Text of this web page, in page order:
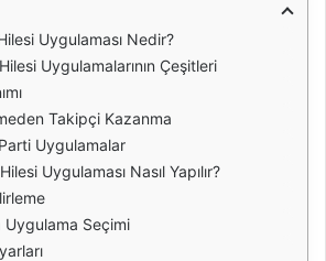
Uygulaması Nedir?
Uygulamalarının Çeşitleri
Takipçi Kazanma
Uygulamalar
Uygulaması Nasıl Yapılır?
Uygulama Seçimi